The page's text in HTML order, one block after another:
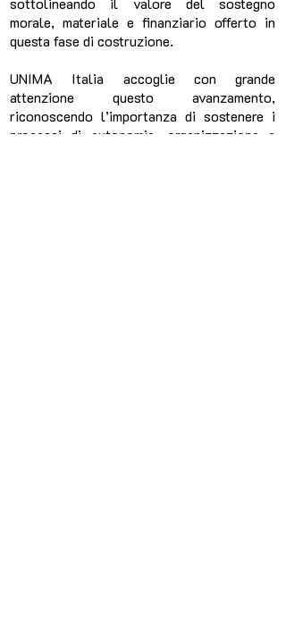
morale, materiale e finanziario offerto in
questa fase di costruzione.
UNIMA Italia accoglie con grande
attenzione questo avanzamento,
riconoscendo l’importanza di sostenere i
processi di autonomia, organizzazione e